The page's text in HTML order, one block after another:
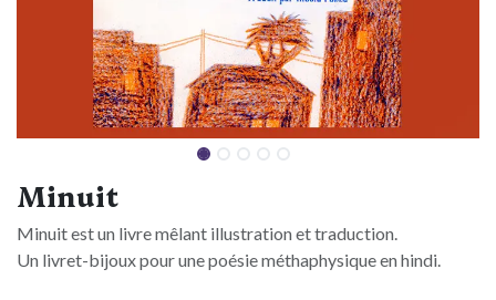
Minuit
Minuit est un livre mêlant illustration et traduction.
Un livret-bijoux pour une poésie méthaphysique en hindi.